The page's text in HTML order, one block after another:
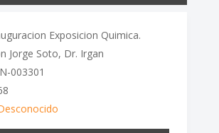
Exposicion Quimica.
Jorge Soto, Dr. Irgan
003301